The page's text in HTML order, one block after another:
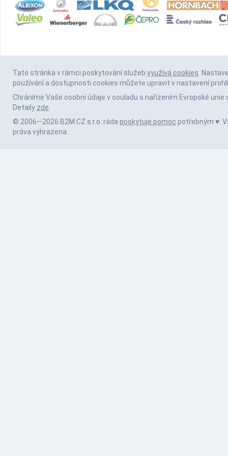
Tato stránka v rámci poskytování služeb využívá cookies.
používání a dostupnosti cookies můžete upravit v nastavení
Chráníme Vaše osobní údaje v souladu s nařízením Evropské unie
Detaily zde.
© 2006—2026 B2M.CZ s.r.o. ráda poskytuje pomoc potřebným ♥️.
práva vyhrazena.